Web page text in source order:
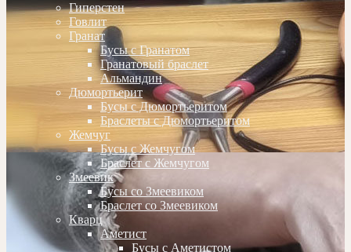
Гиперстен
Говлит
Гранат
Бусы с Гранатом
Гранатовый браслет
Альмандин
Дюмортьерит
Бусы с Дюмортьеритом
Браслеты с Дюмортьеритом
Жемчуг
Бусы с Жемчугом
Браслет с Жемчугом
Змеевик
Бусы со Змеевиком
Браслет со Змеевиком
Кварц
Аметист
Бусы с Аметистом